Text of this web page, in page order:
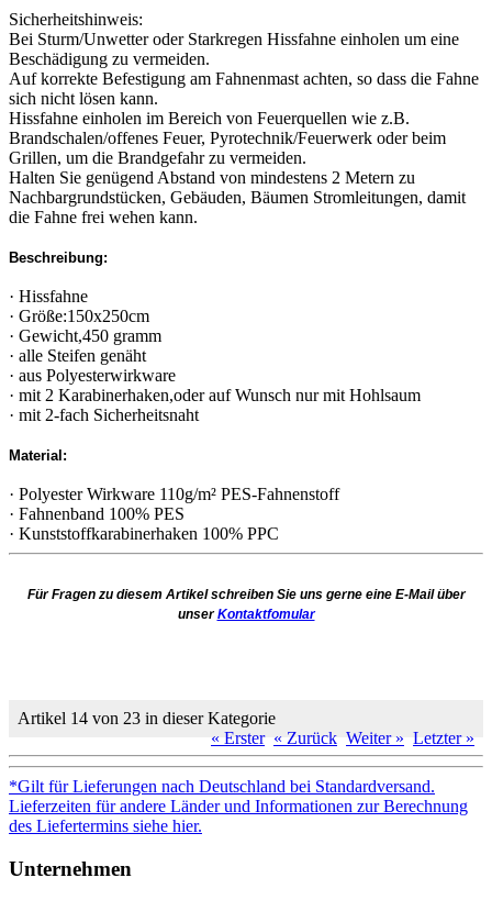
Sicherheitshinweis:
Bei Sturm/Unwetter oder Starkregen Hissfahne einholen um eine
Beschädigung zu vermeiden.
Auf korrekte Befestigung am Fahnenmast achten, so dass die Fahne
sich nicht lösen kann.
Hissfahne einholen im Bereich von Feuerquellen wie z.B.
Brandschalen/offenes Feuer, Pyrotechnik/Feuerwerk oder beim
Grillen, um die Brandgefahr zu vermeiden.
Halten Sie genügend Abstand von mindestens 2 Metern zu
Nachbargrundstücken, Gebäuden, Bäumen Stromleitungen, damit
die Fahne frei wehen kann.
Beschreibung:
· Hissfahne
· Größe:150x250cm
· Gewicht,450 gramm
· alle Steifen genäht
· aus Polyesterwirkware
· mit 2 Karabinerhaken,oder auf Wunsch nur mit Hohlsaum
· mit 2-fach Sicherheitsnaht
Material:
· Polyester Wirkware 110g/m² PES-Fahnenstoff
· Fahnenband 100% PES
· Kunststoffkarabinerhaken 100% PPC
Für Fragen zu diesem Artikel schreiben Sie uns gerne eine E-Mail über
unserKontaktfomular
Artikel 14 von 23 in dieser Kategorie
« Erster « Zurück Weiter » Letzter »
*Gilt für Lieferungen nach Deutschland bei Standardversand.
Lieferzeiten für andere Länder und Informationen zur Berechnung
des Liefertermins siehe hier.
Unternehmen